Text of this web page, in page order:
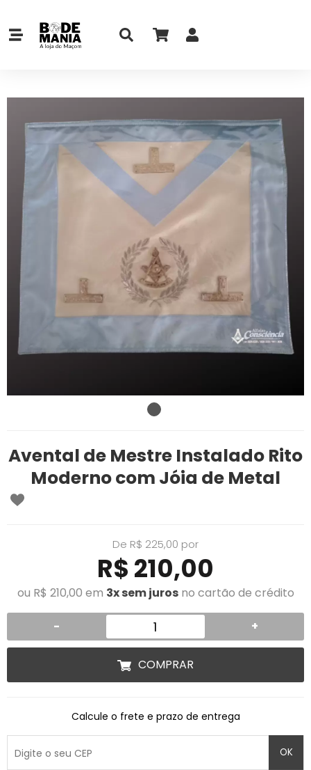
Avental de Mestre Instalado Rito
Moderno com Jóia de Metal
De R$ 225,00 por
R$ 210,00
ou R$ 210,00 em 3x sem jurosno cartão de crédito
- +
COMPRAR
Calcule o frete e prazo de entrega
OK